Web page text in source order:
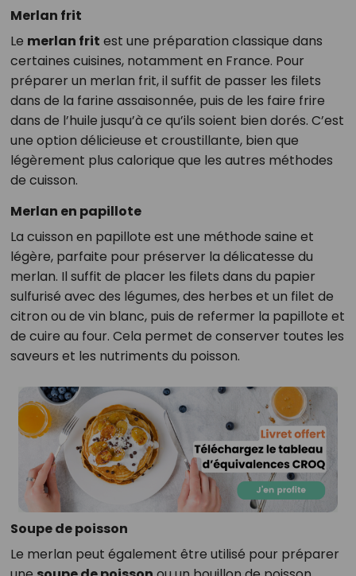
Merlan frit
Le merlan frit est une préparation classique dans
certaines cuisines, notamment en France. Pour
préparer un merlan frit, il suffit de passer les filets
dans de la farine assaisonnée, puis de les faire frire
dans de l’huile jusqu’à ce qu’ils soient bien dorés. C’est
une option délicieuse et croustillante, bien que
légèrement plus calorique que les autres méthodes
de cuisson.
Merlan en papillote
La cuisson en papillote est une méthode saine et
légère, parfaite pour préserver la délicatesse du
merlan. Il suffit de placer les filets dans du papier
sulfurisé avec des légumes, des herbes et un filet de
citron ou de vin blanc, puis de refermer la papillote et
de cuire au four. Cela permet de conserver toutes les
saveurs et les nutriments du poisson.
Soupe de poisson
Le merlan peut également être utilisé pour préparer